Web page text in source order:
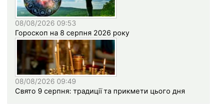
08/08/2026 09:53
Гороскоп на 8 серпня 2026 року
08/08/2026 09:49
Свято 9 серпня: традиції та прикмети цього дня